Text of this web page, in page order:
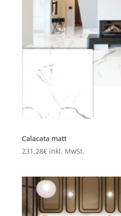
Calacata matt
231,28€ inkl. MwSt.